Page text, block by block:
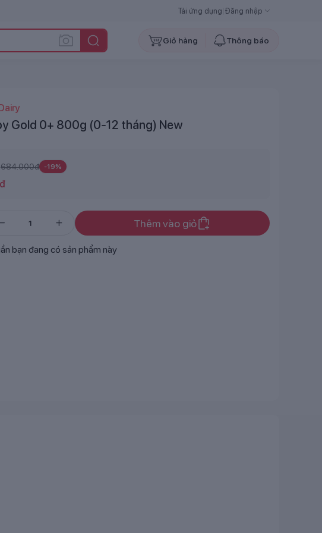
Tải ứng dụng Đăng nhập
Giỏ hàng Thông báo
Gold 0+ 800g (0-12 tháng) New
684.000đ -19%
đ
Thêm vào giỏ
bạn đang có sản phẩm này